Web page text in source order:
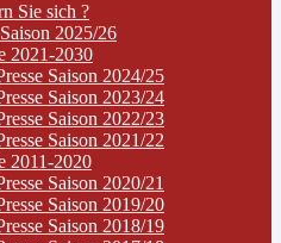
Sie sich ?
2025/26
2021-2030
Saison 2024/25
Saison 2023/24
Saison 2022/23
Saison 2021/22
2011-2020
Saison 2020/21
Saison 2019/20
Saison 2018/19